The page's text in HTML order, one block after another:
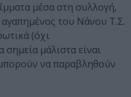
μέσα στη συλλογή,
του Νάνου Τ.Σ.
(όχι
μάλιστα είναι
να παραβληθούν